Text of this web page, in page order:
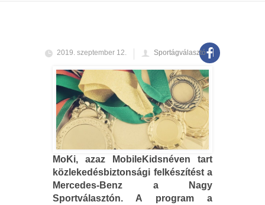
2019. szeptember 12. Sportágválasztó
MoKi, azaz MobileKidsnéven tart
közlekedésbiztonsági felkészítést a
Mercedes-Benz a Nagy
Sportválasztón. A program a